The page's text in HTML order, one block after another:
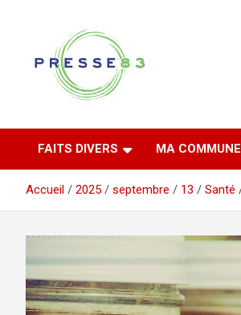
Presse 83
FAITS DIVERS MA COMMUNE
Accueil 2025 septembre 13 Santé